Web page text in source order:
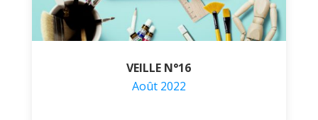
VEILLE N°16
Août 2022